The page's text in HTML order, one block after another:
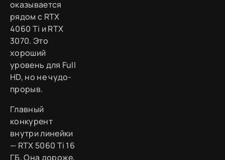
оказывается
рядом с RTX
4060 Ti и RTX
3070. Это
хороший
уровень для Full
HD, но не чудо-
прорыв.
Главный
конкурент
внутри линейки
— RTX 5060 Ti 16
ГБ. Она дороже,